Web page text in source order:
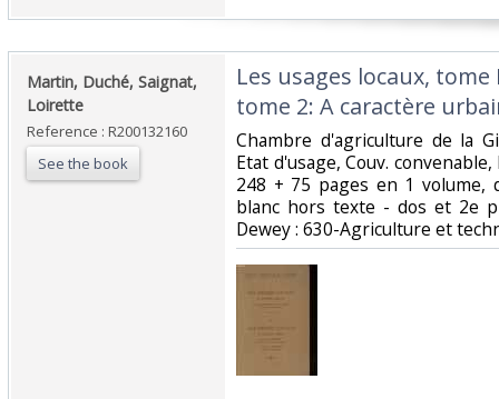
‎Martin, Duché, Saignat,
Loirette‎
Reference : R200132160
See the book
‎Les usages locaux,
tome 2: A caractère
‎Chambre d'agriculture de la
Etat d'usage, Couv.
248 + 75 pages en 1 volume,
blanc hors texte - dos et 2e
Dewey : 630-Agriculture et